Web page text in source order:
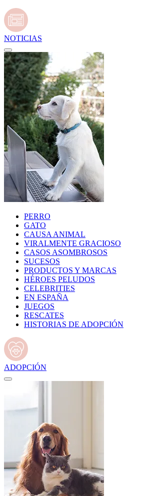
NOTICIAS
PERRO
GATO
CAUSA ANIMAL
VIRALMENTE GRACIOSO
CASOS ASOMBROSOS
SUCESOS
PRODUCTOS Y MARCAS
HÉROES PELUDOS
CELEBRITIES
EN ESPAÑA
JUEGOS
RESCATES
HISTORIAS DE ADOPCIÓN
ADOPCIÓN